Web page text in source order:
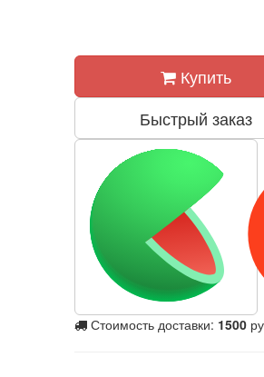
Купить
Быстрый заказ
Стоимость доставки: 1500